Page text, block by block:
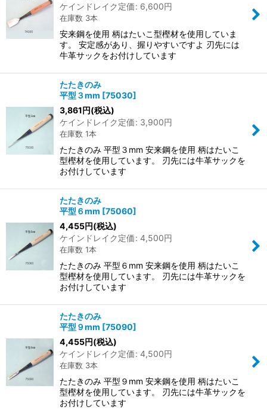
ケインドレイク定価: 6,600円
在庫数 3本
安来鋼を使用 柄はたいこ型樫材を使用していま
す。 安定感があり、握りやすいですよ 刃先には
牛革サックをお付けしています
たたきのみ
平型３mm [75030]
3,861円(税込)
ケインドレイク定価: 3,900円
在庫数 1本
たたきのみ 平型３mm 安来鋼を使用 柄はたいこ
型樫材を使用しています。 刃先には牛革サックを
お付けしています
たたきのみ
平型６mm [75060]
4,455円(税込)
ケインドレイク定価: 4,500円
在庫数 1本
たたきのみ 平型６mm 安来鋼を使用 柄はたいこ
型樫材を使用しています。 刃先には牛革サックを
お付けしています
たたきのみ
平型９mm [75090]
4,455円(税込)
ケインドレイク定価: 4,500円
在庫数 3本
たたきのみ 平型９mm 安来鋼を使用 柄はたいこ
型樫材を使用しています。 刃先には牛革サックを
お付けしています